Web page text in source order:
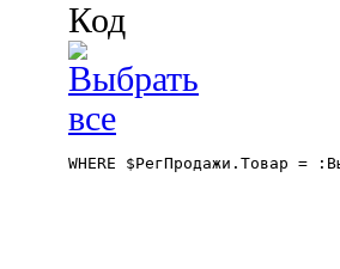
Код
WHERE $РегПродажи.Товар =